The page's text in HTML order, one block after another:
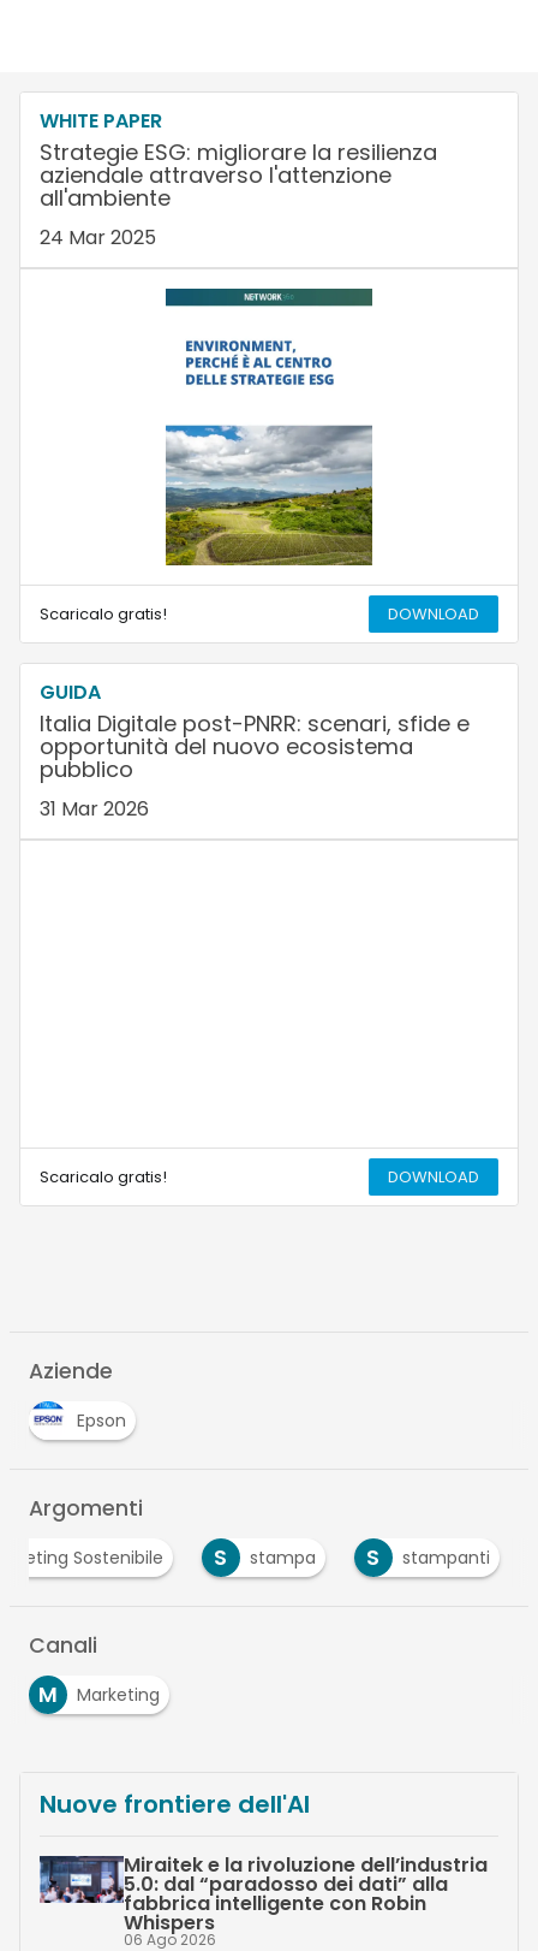
WHITE PAPER
Strategie ESG: migliorare la resilienza
aziendale attraverso l'attenzione
all'ambiente
24 Mar 2025
Scaricalo gratis! DOWNLOAD
GUIDA
Italia Digitale post-PNRR: scenari, sfide e
opportunità del nuovo ecosistema
pubblico
31 Mar 2026
Scaricalo gratis! DOWNLOAD
Aziende
Epson
Argomenti
Sostenibile S stampa S stampanti
Canali
M
Marketing
Nuove frontiere dell'AI
Miraitek e la rivoluzione dell’industria
5.0: dal “paradosso dei dati” alla
fabbrica intelligente con Robin
Whispers
06 Ago 2026